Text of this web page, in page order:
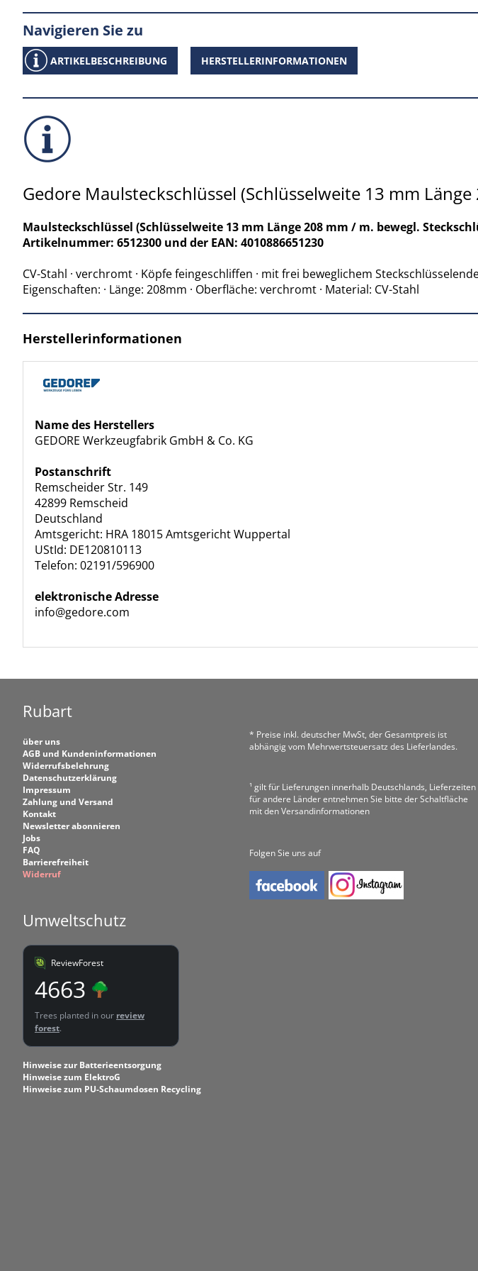
Navigieren Sie zu
ARTIKELBESCHREIBUNG HERSTELLERINFORMATIONEN
Gedore Maulsteckschlüssel (Schlüsselweite 13 mm
Maulsteckschlüssel (Schlüsselweite 13 mm Länge 208 mm / m. bewegl.
Artikelnummer: 6512300 und der EAN: 4010886651230
CV-Stahl · verchromt · Köpfe feingeschliffen · mit frei beweglichem
Eigenschaften: · Länge: 208mm · Oberfläche: verchromt · Material: CV-Stahl
Herstellerinformationen
Name des Herstellers
GEDORE Werkzeugfabrik GmbH & Co. KG
Postanschrift
Remscheider Str. 149
42899 Remscheid
Deutschland
Amtsgericht: HRA 18015 Amtsgericht Wuppertal
UStId: DE120810113
Telefon: 02191/596900
elektronische Adresse
info@gedore.com
Rubart
über uns
AGB und Kundeninformationen
Widerrufsbelehrung
Datenschutzerklärung
Impressum
Zahlung und Versand
Kontakt
Newsletter abonnieren
Jobs
FAQ
Barrierefreiheit
Widerruf
Umweltschutz
ReviewForest
4663
Trees planted in our review
forest.
Hinweise zur Batterieentsorgung
Hinweise zum ElektroG
Hinweise zum PU-Schaumdosen Recycling
* Preise inkl. deutscher MwSt, der Gesamtpreis ist
abhängig vom Mehrwertsteuersatz des Lieferlandes.
¹ gilt für Lieferungen innerhalb Deutschlands, Lieferzeiten
für andere Länder entnehmen Sie bitte der Schaltfläche
mit den Versandinformationen
Folgen Sie uns auf